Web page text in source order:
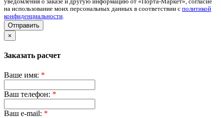
уведомления о заказе и другую информацию от «Порта-Маркет», согласие
на использование моих персональных данных в соответствии с политикой
конфиденциальности.
Отправить
×
Заказать расчет
Ваше имя: *
Ваш телефон: *
Ваш e-mail: *